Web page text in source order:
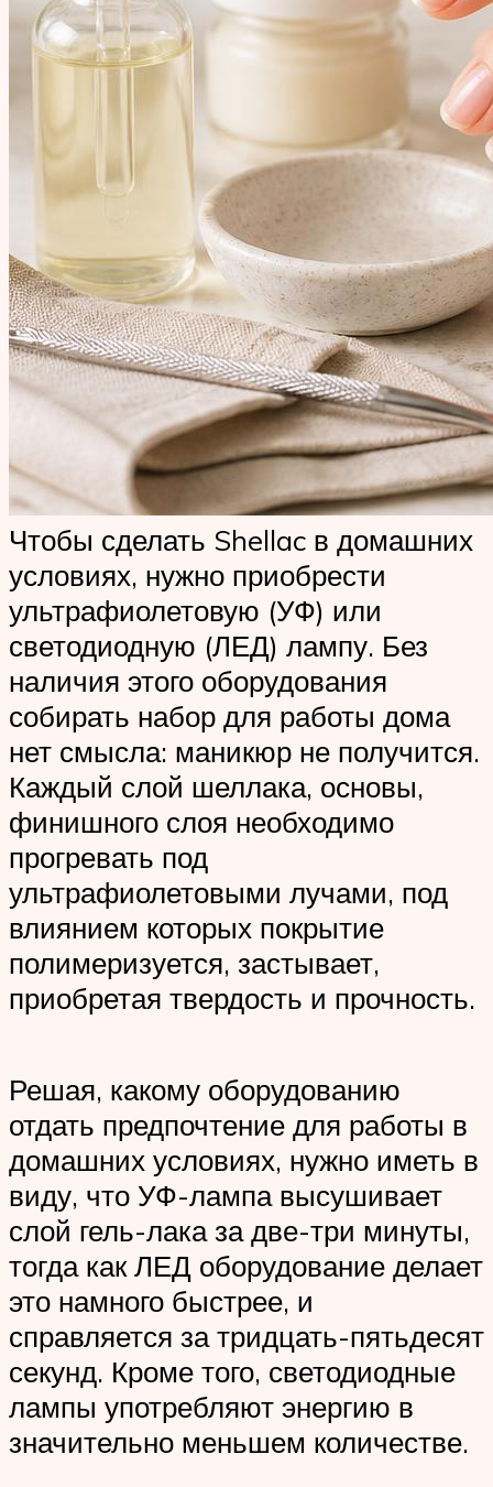
Чтобы сделать Shellac в домашних
условиях, нужно приобрести
ультрафиолетовую (УФ) или
светодиодную (ЛЕД) лампу. Без
наличия этого оборудования
собирать набор для работы дома
нет смысла: маникюр не получится.
Каждый слой шеллака, основы,
финишного слоя необходимо
прогревать под
ультрафиолетовыми лучами, под
влиянием которых покрытие
полимеризуется, застывает,
приобретая твердость и прочность.
Решая, какому оборудованию
отдать предпочтение для работы в
домашних условиях, нужно иметь в
виду, что УФ-лампа высушивает
слой гель-лака за две-три минуты,
тогда как ЛЕД оборудование делает
это намного быстрее, и
справляется за тридцать-пятьдесят
секунд. Кроме того, светодиодные
лампы употребляют энергию в
значительно меньшем количестве.